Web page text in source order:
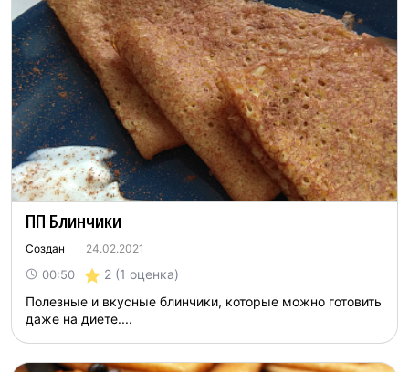
ПП Блинчики
Создан 24.02.2021
00:50 2 (1 оценка)
Полезные и вкусные блинчики, которые можно готовить
даже на диете....